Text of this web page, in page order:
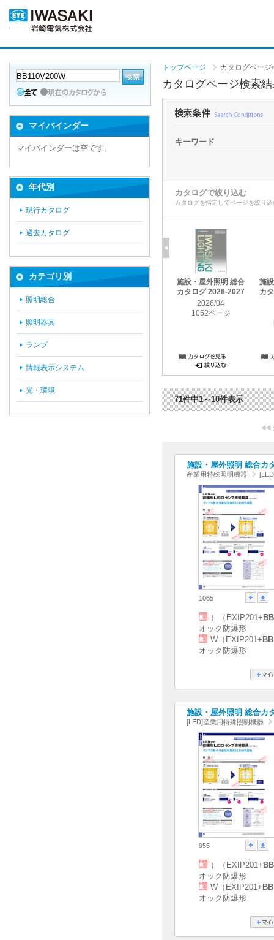
トップページ カタログページ
カタログページ検索
キーワード
カタログで絞り込む
カタログを指定してページを絞り
施設・屋外照明 総合
カタログ 2026-2027
2026/04
1052ページ
施
カ
71件中1～10件表示
施設・屋外照明 総合カ
産業用特殊照明機器
1065
）（EXIP201+
オック防爆形
W（EXIP201+
オック防爆形
施設・屋外照明 総合カ
[LED]産業用特殊照明機器
955
）（EXIP201+
オック防爆形
W（EXIP201+
オック防爆形
マイバインダー
マイバインダーは空です。
年代別
現行カタログ
過去カタログ
カテゴリ別
照明総合
照明器具
ランプ
情報表示システム
光・環境